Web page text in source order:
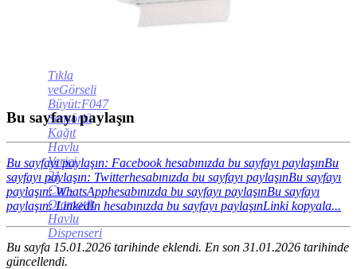
Tıkla
veGörseli
Büyüt:F047
Sensörlü
Kağıt
Havlu
Verici
21
Cm -
Otomatik
Havlu
Dispenseri
Bu sayfayı paylaşın
Bu sayfayı paylaşın: Facebook hesabınızda bu sayfayı paylaşınBu
sayfayı paylaşın: Twitterhesabınızda bu sayfayı paylaşınBu sayfayı
paylaşın: WhatsApphesabınızda bu sayfayı paylaşınBu sayfayı
paylaşın: LinkedIn hesabınızda bu sayfayı paylaşınLinki kopyala...
Bu sayfa 15.01.2026 tarihinde eklendi. En son 31.01.2026 tarihinde
güncellendi.